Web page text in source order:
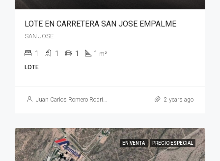
LOTE EN CARRETERA SAN JOSE EMPALME
SAN JOSE
1 1 1 1 m²
LOTE
Juan Carlos Romero Rodríguez 2 years ago
EN VENTA PRECIO ESPECIAL